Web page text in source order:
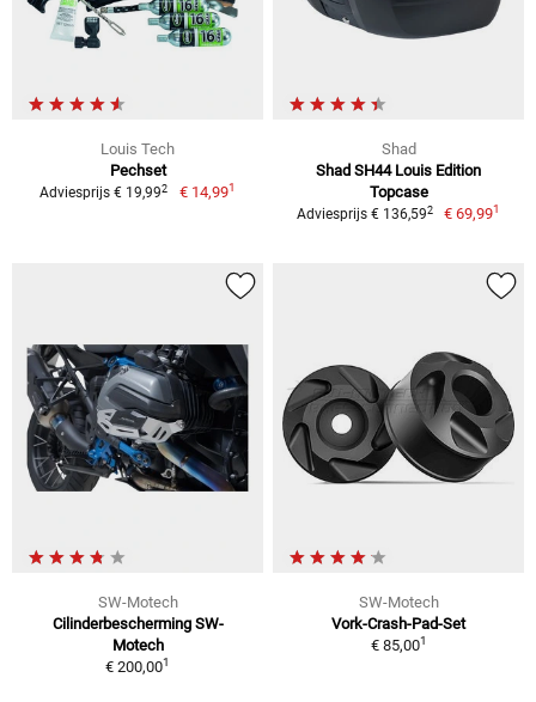
Louis Tech
Pechset
Adviesprijs € 19,992 € 14,991
Shad
Shad SH44 Louis Edition
Topcase
Adviesprijs € 136,592 € 69,991
SW-Motech
Cilinderbescherming SW-
Motech
€ 200,001
SW-Motech
Vork-Crash-Pad-Set
€ 85,001